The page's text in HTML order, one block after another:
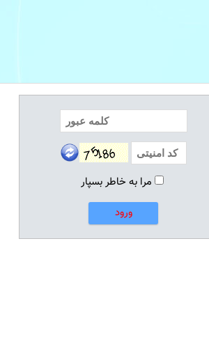
مرا به خاطر بسپار